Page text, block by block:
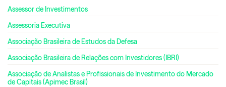
Assessor de Investimentos
Assessoria Executiva
Associação Brasileira de Estudos da Defesa
Associação Brasileira de Relações com Investidores (IBRI)
Associação de Analistas e Profissionais de Investimento do Mercado
de Capitais (Apimec Brasil)